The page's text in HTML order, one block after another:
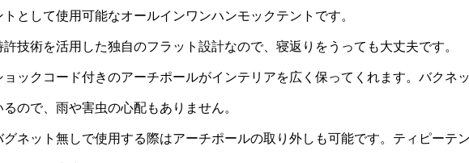
トとして使用可能なオールインワンハンモックテントです。
許技術を活用した独自のフラット設計なので、寝返りをうっても大丈夫です。
ョックコード付きのアーチポールがインテリアを広く保ってくれます。バクネ
るので、雨や害虫の心配もありません。
グネット無しで使用する際はアーチポールの取り外しも可能です。ティピーテ